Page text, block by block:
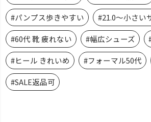
#パンプス歩きやすい #21.0～小さい
#60代 靴 疲れない #幅広シューズ
#ヒール きれいめ #フォーマル50代
#SALE返品可